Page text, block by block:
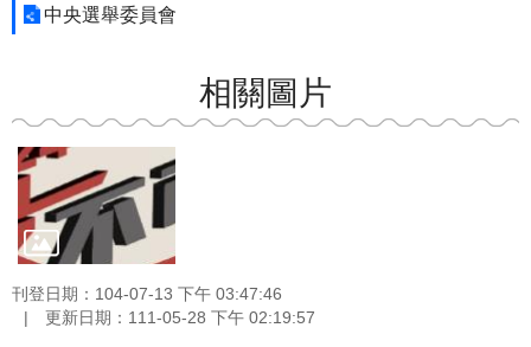
中央選舉委員會
相關圖片
刊登日期：104-07-13 下午 03:47:46
更新日期：111-05-28 下午 02:19:57